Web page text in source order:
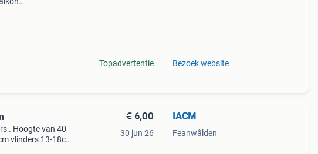
Topadvertentie Bezoek website
. Hoogte van 40 -
vlinders 13-18cm
€ 6,00
30 jun 26
IACM
Feanwâlden